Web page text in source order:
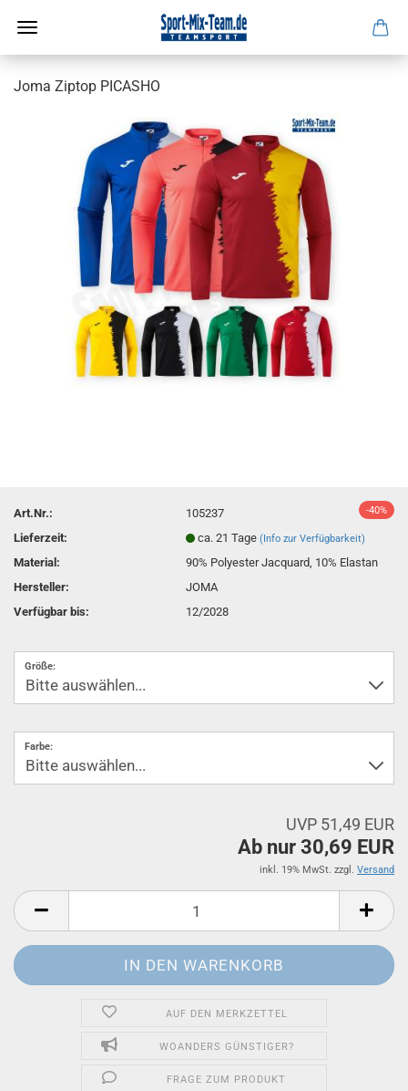
Joma Ziptop PICASHO
-40%
Art.Nr.:
105237
Lieferzeit:
ca. 21 Tage(Info zur Verfügbarkeit)
Material:
90% Polyester Jacquard, 10% Elastan
Hersteller:
JOMA
Verfügbar bis:
12/2028
Größe:
Farbe:
UVP 51,49 EUR
Ab nur 30,69 EUR
inkl. 19% MwSt. zzgl. Versand
AUF DEN MERKZETTEL
WOANDERS GÜNSTIGER?
FRAGE ZUM PRODUKT